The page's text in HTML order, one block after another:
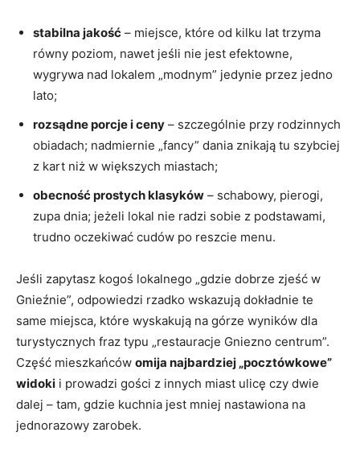
stabilna jakość – miejsce, które od kilku lat trzyma
równy poziom, nawet jeśli nie jest efektowne,
wygrywa nad lokalem „modnym” jedynie przez jedno
lato;
rozsądne porcje i ceny – szczególnie przy rodzinnych
obiadach; nadmiernie „fancy” dania znikają tu szybciej
z kart niż w większych miastach;
obecność prostych klasyków – schabowy, pierogi,
zupa dnia; jeżeli lokal nie radzi sobie z podstawami,
trudno oczekiwać cudów po reszcie menu.
Jeśli zapytasz kogoś lokalnego „gdzie dobrze zjeść w
Gnieźnie”, odpowiedzi rzadko wskazują dokładnie te
same miejsca, które wyskakują na górze wyników dla
turystycznych fraz typu „restauracje Gniezno centrum”.
Część mieszkańców omija najbardziej „pocztówkowe”
widoki i prowadzi gości z innych miast ulicę czy dwie
dalej – tam, gdzie kuchnia jest mniej nastawiona na
jednorazowy zarobek.